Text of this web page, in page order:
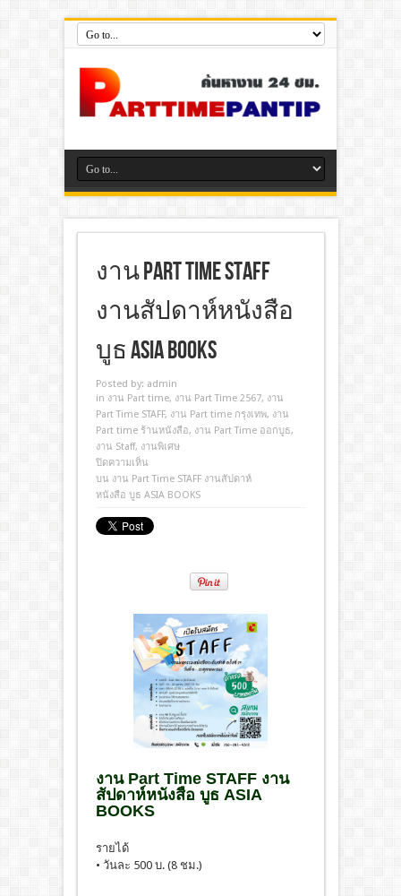
งาน Part Time STAFF
งานสัปดาห์หนังสือ
บูธ ASIA BOOKS
Posted by: admin
in งาน Part time, งาน Part Time 2567, งาน
Part Time STAFF, งาน Part time กรุงเทพ, งาน
Part time ร้านหนังสือ, งาน Part Time ออกบูธ,
งาน Staff, งานพิเศษ
ปิดความเห็น
บน งาน Part Time STAFF งานสัปดาห์
หนังสือ บูธ ASIA BOOKS
งาน Part Time STAFFงาน
สัปดาห์หนังสือ บูธ ASIA
BOOKS
รายได้
• วันละ 500 บ. (8 ชม.)